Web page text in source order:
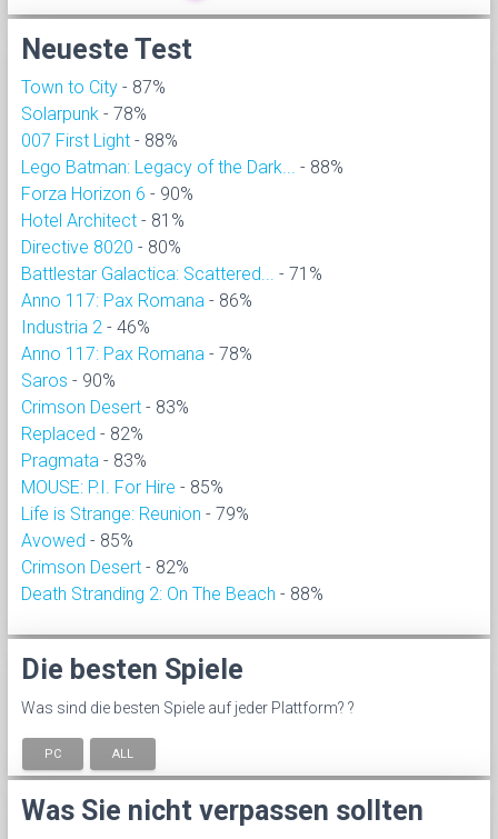
Neueste Test
Town to City - 87%
Solarpunk - 78%
007 First Light - 88%
Lego Batman: Legacy of the Dark... - 88%
Forza Horizon 6 - 90%
Hotel Architect - 81%
Directive 8020 - 80%
Battlestar Galactica: Scattered... - 71%
Anno 117: Pax Romana - 86%
Industria 2 - 46%
Anno 117: Pax Romana - 78%
Saros - 90%
Crimson Desert - 83%
Replaced - 82%
Pragmata - 83%
MOUSE: P.I. For Hire - 85%
Life is Strange: Reunion - 79%
Avowed - 85%
Crimson Desert - 82%
Death Stranding 2: On The Beach - 88%
Die besten Spiele
Was sind die besten Spiele auf jeder Plattform? ?
PC ALL
Was Sie nicht verpassen sollten